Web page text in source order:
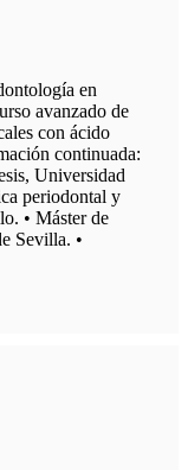
en
avanzado de
con ácido
continuada:
Universidad
periodontal y
• Máster de
Sevilla. •